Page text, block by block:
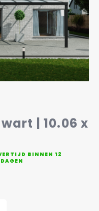
| 10.06 x
BINNEN 12